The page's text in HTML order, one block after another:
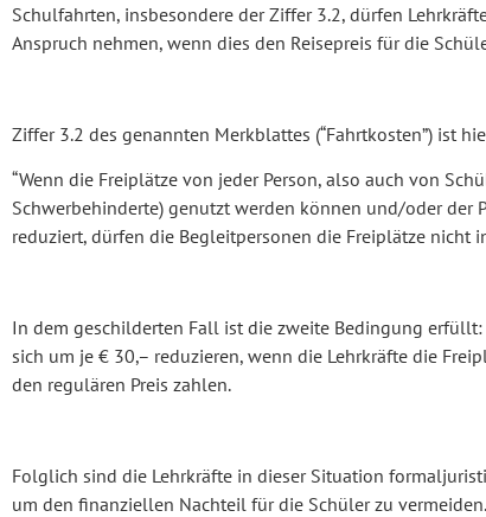
Schulfahrten, insbesondere der Ziffer 3.2, dürfen
Anspruch nehmen, wenn dies den Reisepreis für die
Ziffer 3.2 des genannten Merkblattes (“Fahrtkosten”) ist
“Wenn die Freiplätze von jeder Person, also auch von
Schwerbehinderte) genutzt werden können und/oder der
reduziert, dürfen die Begleitpersonen die Freiplätze nicht
In dem geschilderten Fall ist die zweite Bedingung
sich um je € 30,– reduzieren, wenn die Lehrkräfte die
den regulären Preis zahlen.
Folglich sind die Lehrkräfte in dieser Situation
um den finanziellen Nachteil für die Schüler zu